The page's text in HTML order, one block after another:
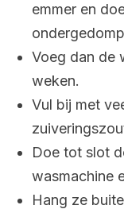
emmer en
Voeg dan de
weken.
Vul bij met
Doe tot slot
wasmachine
Hang ze